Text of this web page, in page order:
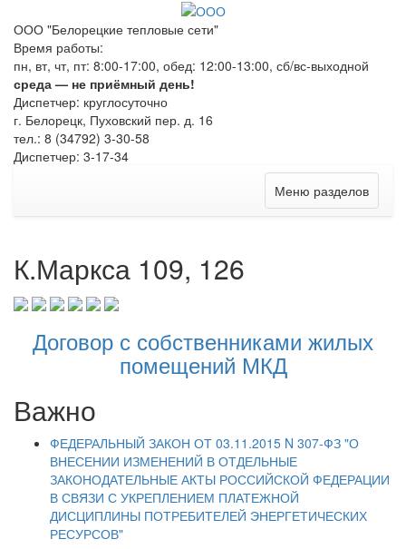
ООО "Белорецкие тепловые сети"
Время работы:
пн, вт, чт, пт: 8:00-17:00, обед: 12:00-13:00, сб/вс-выходной
среда — не приёмный день!
Диспетчер: круглосуточно
г. Белорецк, Пуховский пер. д. 16
тел.: 8 (34792) 3-30-58
Диспетчер: 3-17-34
Меню разделов
К.Маркса 109, 126
Договор с собственниками жилых
помещений МКД
Важно
ФЕДЕРАЛЬНЫЙ ЗАКОН ОТ 03.11.2015 N 307-ФЗ "О
ВНЕСЕНИИ ИЗМЕНЕНИЙ В ОТДЕЛЬНЫЕ
ЗАКОНОДАТЕЛЬНЫЕ АКТЫ РОССИЙСКОЙ ФЕДЕРАЦИИ
В СВЯЗИ С УКРЕПЛЕНИЕМ ПЛАТЕЖНОЙ
ДИСЦИПЛИНЫ ПОТРЕБИТЕЛЕЙ ЭНЕРГЕТИЧЕСКИХ
РЕСУРСОВ"